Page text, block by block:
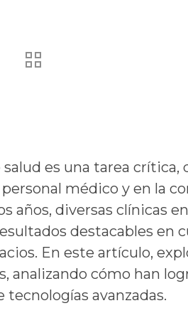
es una tarea crítica,
médico y en la
años, diversas clínicas
destacables en
En este artículo,
cómo han
avanzadas.